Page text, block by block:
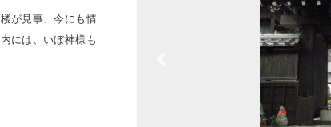
が見事、今にも情
には、いぼ神様も